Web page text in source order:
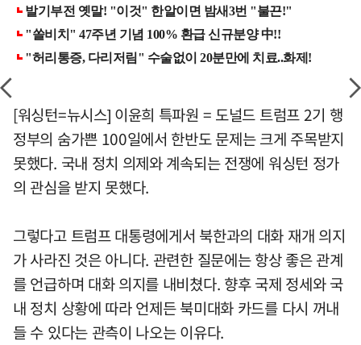
[워싱턴=뉴시스] 이윤희 특파원 = 도널드 트럼프 2기 행
정부의 숨가쁜 100일에서 한반도 문제는 크게 주목받지
못했다. 국내 정치 의제와 계속되는 전쟁에 워싱턴 정가
의 관심을 받지 못했다.
그렇다고 트럼프 대통령에게서 북한과의 대화 재개 의지
가 사라진 것은 아니다. 관련한 질문에는 항상 좋은 관계
를 언급하며 대화 의지를 내비쳤다. 향후 국제 정세와 국
내 정치 상황에 따라 언제든 북미대화 카드를 다시 꺼내
들 수 있다는 관측이 나오는 이유다.